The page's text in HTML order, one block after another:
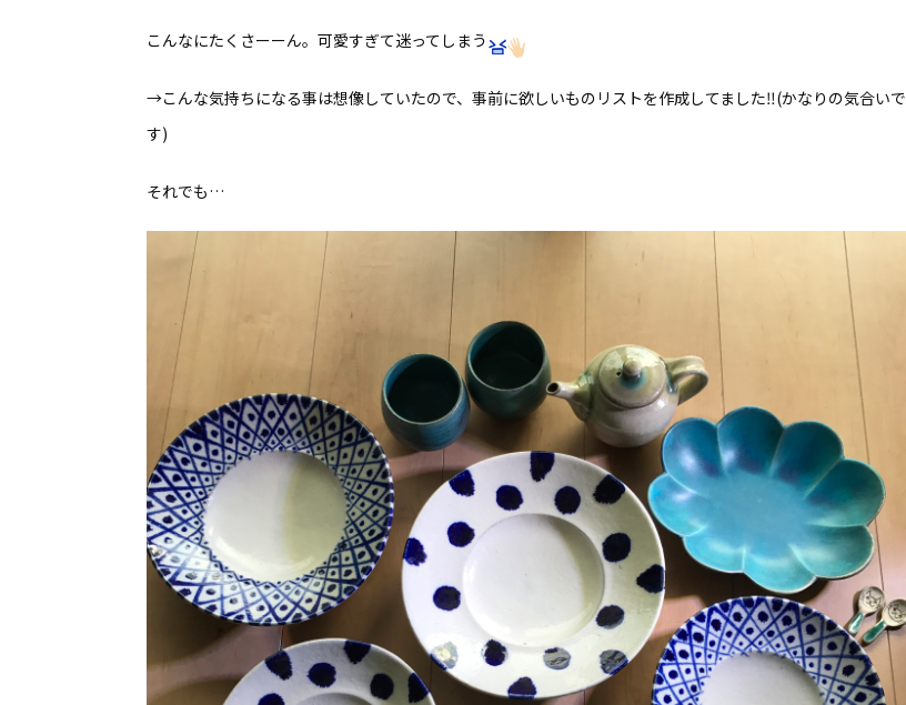
こんなにたくさーーん。可愛すぎて迷ってしまう
→こんな気持ちになる事は想像していたので、事前に欲しいものリストを作成してました‼︎(かなりの気合いで
す)
それでも…